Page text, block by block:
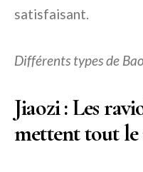
satisfaisant.
Différents types de
Jiaozi : Les
mettent tout le